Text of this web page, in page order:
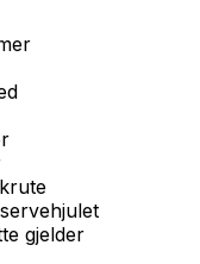
gjelder